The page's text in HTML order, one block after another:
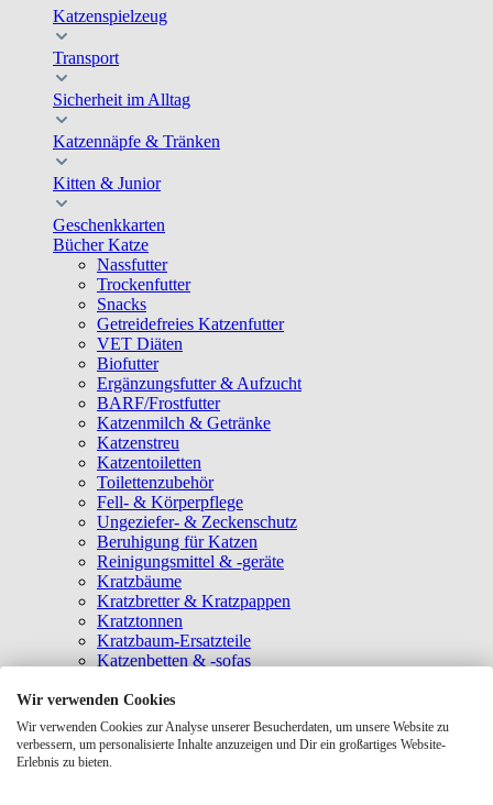
Katzenspielzeug
Transport
Sicherheit im Alltag
Katzennäpfe & Tränken
Kitten & Junior
Geschenkkarten
Bücher Katze
Nassfutter
Trockenfutter
Snacks
Getreidefreies Katzenfutter
VET Diäten
Biofutter
Ergänzungsfutter & Aufzucht
BARF/Frostfutter
Katzenmilch & Getränke
Katzenstreu
Katzentoiletten
Toilettenzubehör
Fell- & Körperpflege
Ungeziefer- & Zeckenschutz
Beruhigung für Katzen
Reinigungsmittel & -geräte
Kratzbäume
Kratzbretter & Kratzpappen
Kratztonnen
Kratzbaum-Ersatzteile
Katzenbetten & -sofas
Katzenhäuser
Hängematten & Fensterliegeplätze
Katzendecken & -matten
Baldrian- & Catnipspielzeug
Wir verwenden Cookies
Wir verwenden Cookies zur Analyse unserer Besucherdaten, um unsere Website zu
verbessern, um personalisierte Inhalte anzuzeigen und Dir ein großartiges Website-
Erlebnis zu bieten.